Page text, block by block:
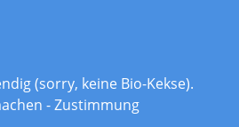
(sorry, keine Bio-Kekse).
- Zustimmung